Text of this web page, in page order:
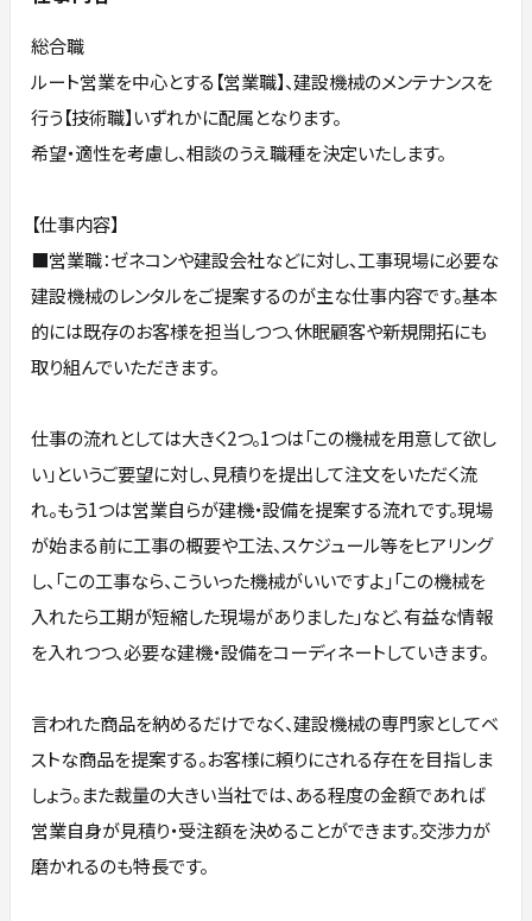
総合職
ルート営業を中心とする【営業職】、建設機械のメンテナンスを
行う【技術職】いずれかに配属となります。
希望・適性を考慮し、相談のうえ職種を決定いたします。
【仕事内容】
■営業職：ゼネコンや建設会社などに対し、工事現場に必要な
建設機械のレンタルをご提案するのが主な仕事内容です。基本
的には既存のお客様を担当しつつ、休眠顧客や新規開拓にも
取り組んでいただきます。
仕事の流れとしては大きく2つ。1つは「この機械を用意して欲し
い」というご要望に対し、見積りを提出して注文をいただく流
れ。もう1つは営業自らが建機・設備を提案する流れです。現場
が始まる前に工事の概要や工法、スケジュール等をヒアリング
し、「この工事なら、こういった機械がいいですよ」「この機械を
入れたら工期が短縮した現場がありました」など、有益な情報
を入れつつ、必要な建機・設備をコーディネートしていきます。
言われた商品を納めるだけでなく、建設機械の専門家としてベ
ストな商品を提案する。お客様に頼りにされる存在を目指しま
しょう。また裁量の大きい当社では、ある程度の金額であれば
営業自身が見積り・受注額を決めることができます。交渉力が
磨かれるのも特長です。